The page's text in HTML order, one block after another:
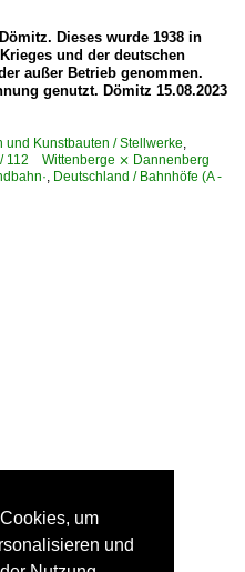
Dieses wurde 1938 in
und der deutschen
außer Betrieb genommen.
genutzt. Dömitz 15.08.2023
und Kunstbauten / Stellwerke,
/ 112 Wittenberge ⨯ Dannenberg
, Deutschland / Bahnhöfe (A -
um
und